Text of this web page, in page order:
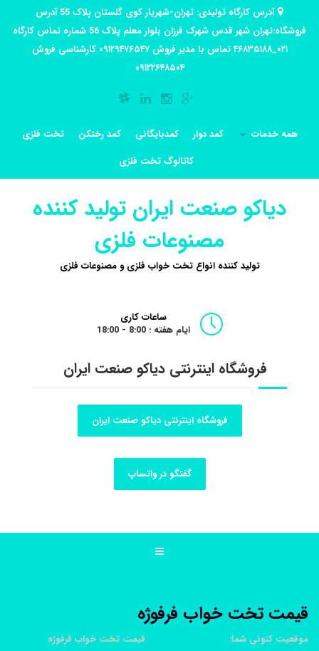
آدرس کارگاه تولیدی: تهران-شهریار کوی گلستان پلاک 55 آدرس
فروشگاه:تهران شهر قدس شهرک فرزان بلوار معلم پلاک 56 شماره تماس کارگاه
۰۲۱_۴۶۸۳۵۱۸۸ تماس با مدیر فروش ۰۹۱۲۹۴۷۶۵۴۷ کارشناسی فروش
۰۹۱۲۲۶۴۸۵۰۴
همه خدمات کمد دوار کمدبایگانی کمد رختکن
تخت فلزی
کاتالوگ تخت فلزی
دیاکو صنعت ایران تولید کننده
مصنوعات فلزی
تولید کننده انواع تخت خواب فلزی و مصنوعات فلزی
ساعات کاری
ایام هفته : 8:00 - 18:00
فروشگاه اینترنتی دیاکو صنعت ایران
فروشگاه اینترنتی دیاکو صنعت ایران
گفتگو در واتساپ
قیمت تخت خواب فرفوژه
موقعیت کنونی شما: قیمت تخت خواب فرفوژه